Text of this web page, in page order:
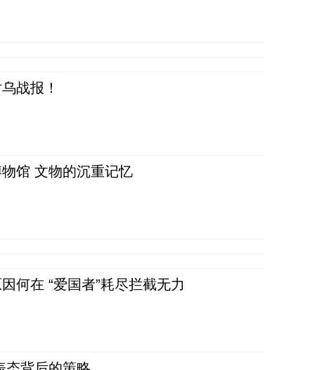
战报！
馆 文物的沉重记忆
何在 “爱国者”耗尽拦截无力